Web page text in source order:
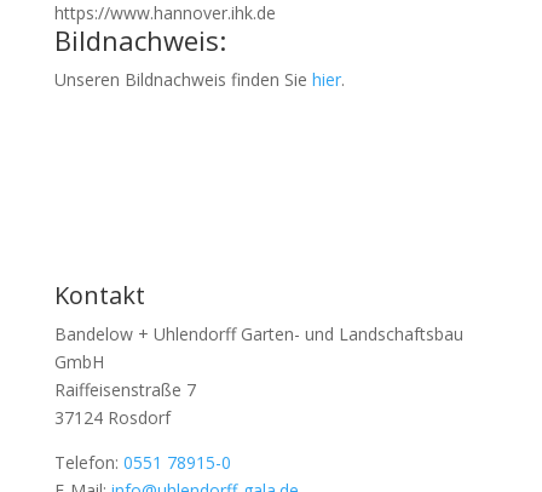
https://www.hannover.ihk.de
Bildnachweis:
Unseren Bildnachweis finden Sie hier.
Kontakt
Bandelow + Uhlendorff Garten- und Landschaftsbau
GmbH
Raiffeisenstraße 7
37124 Rosdorf
Telefon: 0551 78915-0